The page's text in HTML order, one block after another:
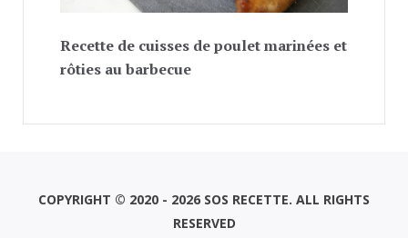
Recette de cuisses de poulet marinées et
rôties au barbecue
COPYRIGHT © 2020 - 2026 SOS RECETTE. ALL RIGHTS
RESERVED